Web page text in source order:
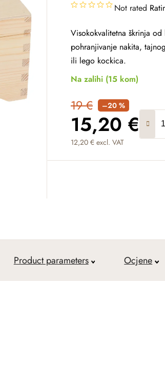
Not rated
Visokokvalitetna škrinja
pohranjivanje nakita,
ili lego kockica.
Na zalihi (15 kom)
19 € –20 %
15,20 €
12,20 € excl. VAT
Measure price:
Product parameters Ocjene